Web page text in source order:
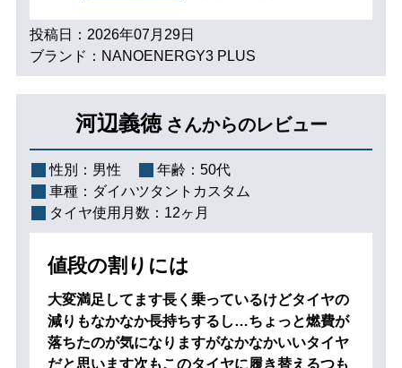
投稿日：2026年07月29日
ブランド：NANOENERGY3 PLUS
河辺義徳 さんからのレビュー
性別： 男性 年齢： 50代
車種： ダイハツタントカスタム
タイヤ使用月数： 12ヶ月
値段の割りには
大変満足してます長く乗っているけどタイヤの
減りもなかなか長持ちするし…ちょっと燃費が
落ちたのが気になりますがなかなかいいタイヤ
だと思います次もこのタイヤに履き替えるつも